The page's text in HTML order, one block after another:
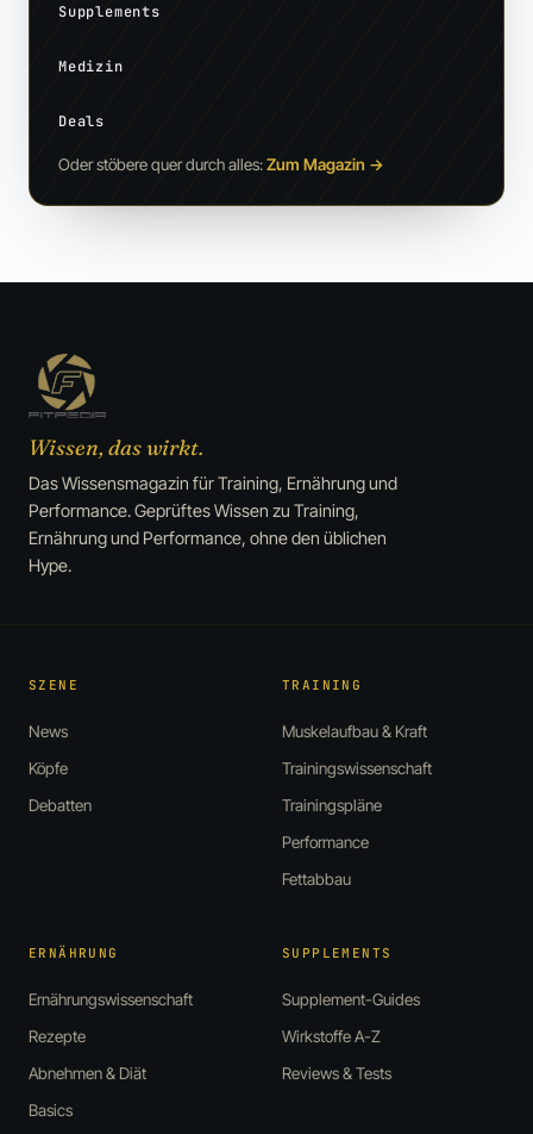
Supplements
Medizin
Deals
Oder stöbere quer durch alles:Zum Magazin →
Wissen, das wirkt.
Das Wissensmagazin für Training, Ernährung und
Performance. Geprüftes Wissen zu Training,
Ernährung und Performance, ohne den üblichen
Hype.
SZENE
News
Köpfe
Debatten
TRAINING
Muskelaufbau & Kraft
Trainingswissenschaft
Trainingspläne
Performance
Fettabbau
ERNÄHRUNG
Ernährungswissenschaft
Rezepte
Abnehmen & Diät
Basics
SUPPLEMENTS
Supplement-Guides
Wirkstoffe A-Z
Reviews & Tests